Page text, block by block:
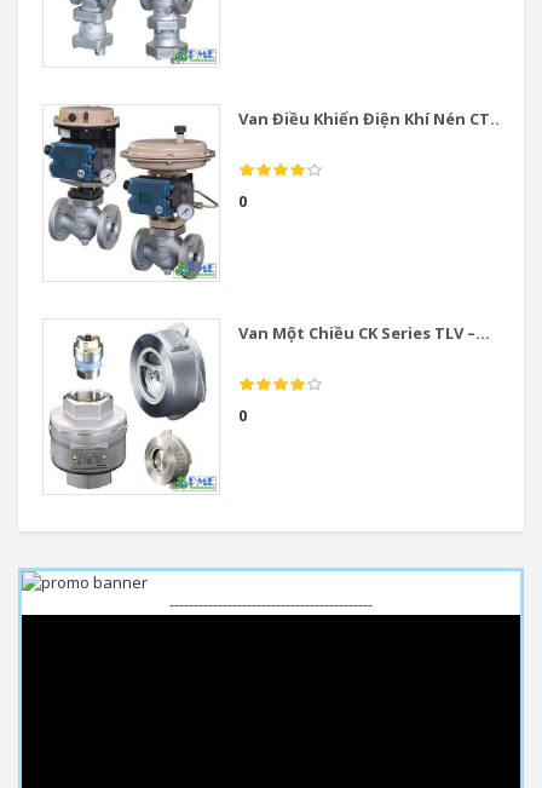
Van Điều Khiển Điện Khí Nén CT...
0
Van Một Chiều CK Series TLV –...
0
------------------------------------------